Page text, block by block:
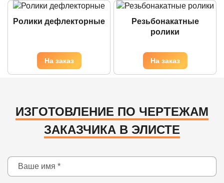
Ролики дефлекторные
Резьбонакатные
ролики
ИЗГОТОВЛЕНИЕ ПО ЧЕРТЕЖАМ
ЗАКАЗЧИКА В ЭЛИСТЕ